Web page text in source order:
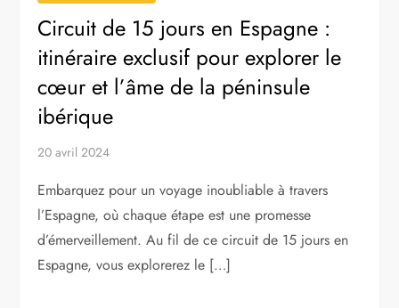
Circuit de 15 jours en Espagne :
itinéraire exclusif pour explorer le
cœur et l’âme de la péninsule
ibérique
20 avril 2024
Embarquez pour un voyage inoubliable à travers
l’Espagne, où chaque étape est une promesse
d’émerveillement. Au fil de ce circuit de 15 jours en
Espagne, vous explorerez le […]